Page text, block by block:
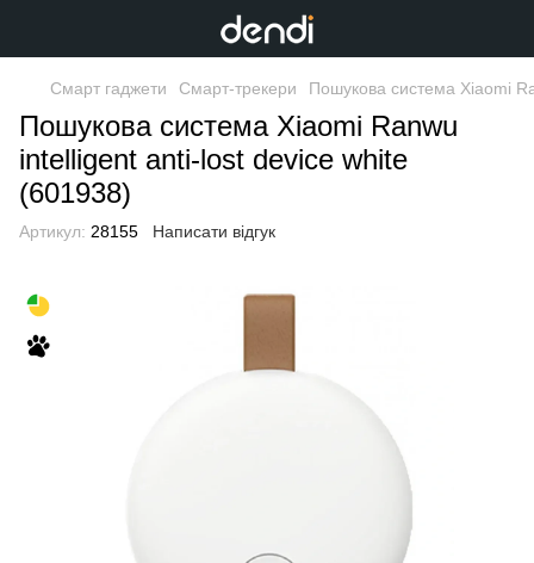
Смарт гаджети Смарт-трекери Пошукова система Xiaomi
Пошукова система Xiaomi Ranwu
intelligent anti-lost device white
(601938)
Артикул: 28155 Написати відгук